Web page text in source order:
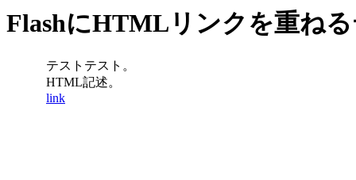
FlashにHTMLリンクを重ね
テストテスト。
HTML記述。
link